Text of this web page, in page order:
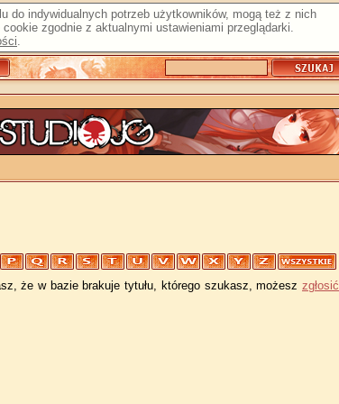
do indywidualnych potrzeb użytkowników, mogą też z nich
zgodnie z aktualnymi ustawieniami przeglądarki.
.
że w bazie brakuje tytułu, którego szukasz, możesz zgłosić